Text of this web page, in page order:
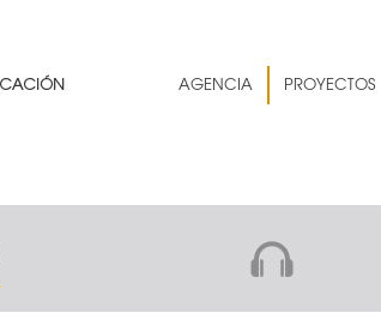
AGENCIA PROYECTOS